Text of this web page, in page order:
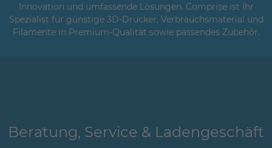
Innovation und umfassende Lösungen. Comprise ist Ihr
Spezialist für günstige 3D-Drucker, Verbrauchsmaterial und
Filamente in Premium-Qualität sowie passendes Zubehör.
Beratung, Service & Ladengeschäft